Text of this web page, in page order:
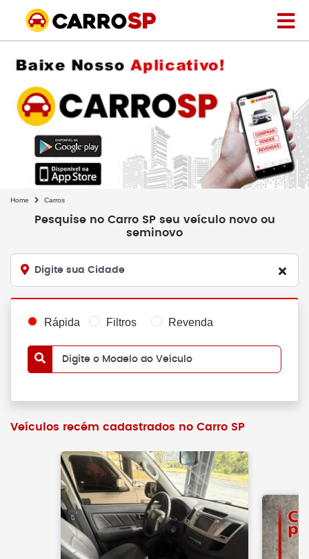
Home Carros
Pesquise no Carro SP seu veículo novo ou
seminovo
Digite sua Cidade
Rápida Filtros Revenda
Digite o Modelo do Veículo
Veículos recém cadastrados no Carro SP